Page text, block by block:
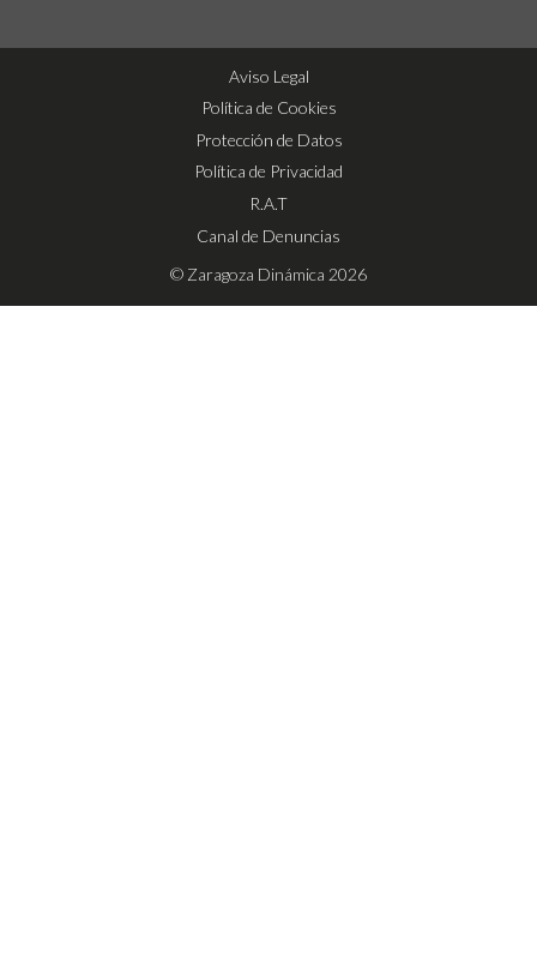
Aviso Legal
Política de Cookies
Protección de Datos
Política de Privacidad
R.A.T
Canal de Denuncias
© Zaragoza Dinámica 2026